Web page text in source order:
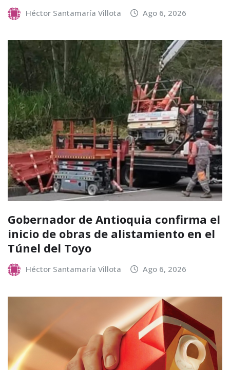
Héctor Santamaría Villota Ago 6, 2026
Gobernador de Antioquia confirma el
inicio de obras de alistamiento en el
Túnel del Toyo
Héctor Santamaría Villota Ago 6, 2026